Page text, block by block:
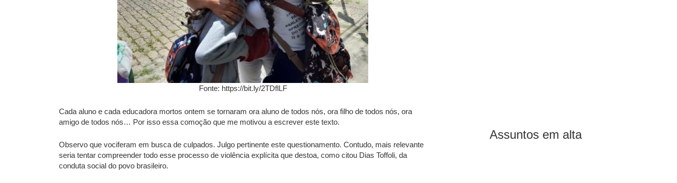
Assuntos em alta
Fonte: https://bit.ly/2TDflLF
Cada aluno e cada educadora mortos ontem se tornaram ora aluno de todos nós, ora filho de todos nós, ora
amigo de todos nós… Por isso essa comoção que me motivou a escrever este texto.
Observo que vociferam em busca de culpados. Julgo pertinente este questionamento. Contudo, mais relevante
seria tentar compreender todo esse processo de violência explícita que destoa, como citou Dias Toffoli, da
conduta social do povo brasileiro.